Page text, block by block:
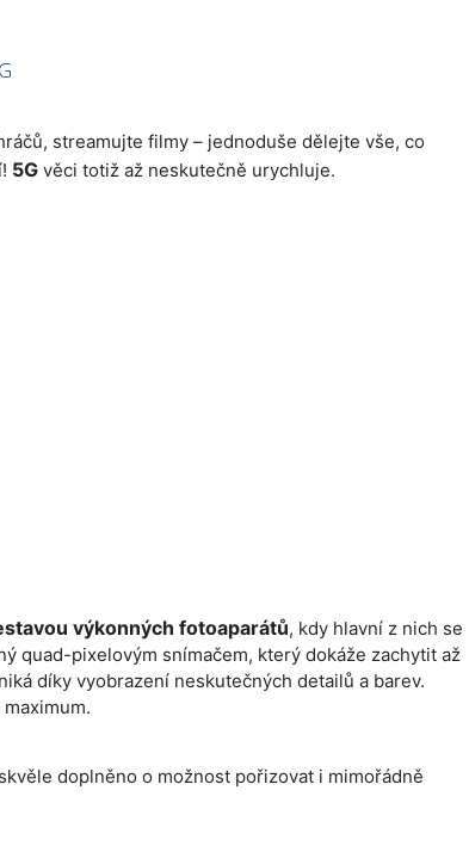
streamujte filmy – jednoduše dělejte vše, co
5G věci totiž až neskutečně urychluje.
výkonných fotoaparátů, kdy hlavní z nich se
quad-pixelovým snímačem, který dokáže zachytit až
díky vyobrazení neskutečných detailů a barev.
doplněno o možnost pořizovat i mimořádně